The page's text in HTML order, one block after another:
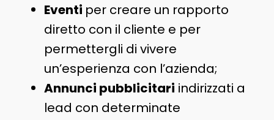
Eventi per creare un rapporto
diretto con il cliente e per
permettergli di vivere
un’esperienza con l’azienda;
Annunci pubblicitari indirizzati a
lead con determinate